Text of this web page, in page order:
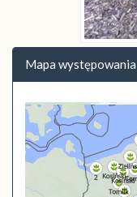
Mapa występowania